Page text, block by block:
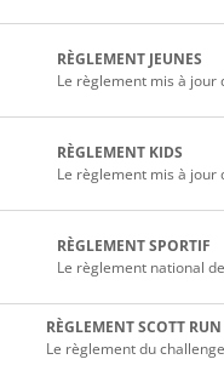
RÈGLEMENT JEUNES
Le règlement mis à jour
RÈGLEMENT KIDS
Le règlement mis à jour
RÈGLEMENT SPORTIF
Le règlement national
RÈGLEMENT SCOTT
Le règlement du